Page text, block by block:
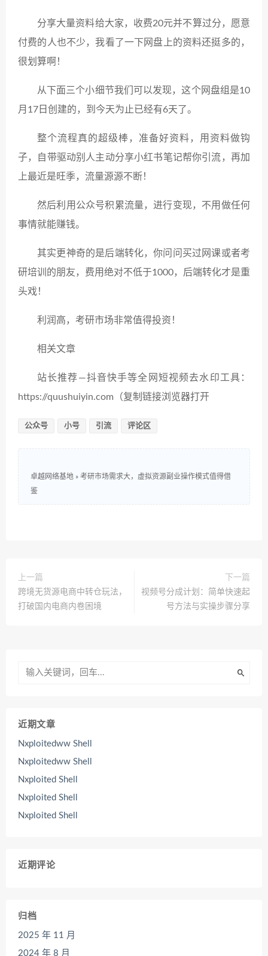
分享大量资料给大家，收费20元并不算过分，愿意
付费的人也不少，我看了一下网盘上的资料还挺多的，
很划算啊！
从下面三个小细节我们可以发现，这个网盘组是10
月17日创建的，到今天为止已经有6天了。
整个流程真的超级棒，准备好资料，用资料做钩
子，自带驱动别人主动分享小红书笔记帮你引流，再加
上最近是旺季，流量源源不断！
然后利用公众号积累流量，进行变现，不用做任何
事情就能赚钱。
其实更神奇的是后端转化，你问问买过网课或者考
研培训的朋友，费用绝对不低于1000，后端转化才是重
头戏！
利润高，考研市场非常值得投资！
相关文章
站长推荐—抖音快手等全网短视频去水印工具：
https://quushuiyin.com（复制链接浏览器打开
公众号 小号 引流 评论区
卓越网络基地 » 考研市场需求大，虚拟资源副业操作模式值得借
鉴
上一篇
跨境无货源电商中转仓玩法，
打破国内电商内卷困境
下一篇
视频号分成计划：简单快速起
号方法与实操步骤分享
近期文章
Nxploitedww Shell
Nxploitedww Shell
Nxploited Shell
Nxploited Shell
Nxploited Shell
近期评论
归档
2025 年 11 月
2024 年 8 月